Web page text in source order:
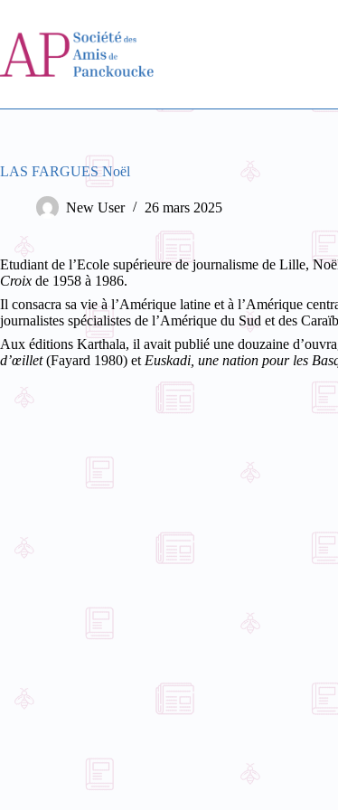
contenu
LAS FARGUES Noël
New User 26 mars 2025
Etudiant de l’Ecole supérieure de journalisme de Lille,
Croix de 1958 à 1986.
Il consacra sa vie à l’Amérique latine et à l’Amérique
journalistes spécialistes de l’Amérique du Sud et des
Aux éditions Karthala, il avait publié une douzaine
d’œillet (Fayard 1980) et Euskadi, une nation pour les